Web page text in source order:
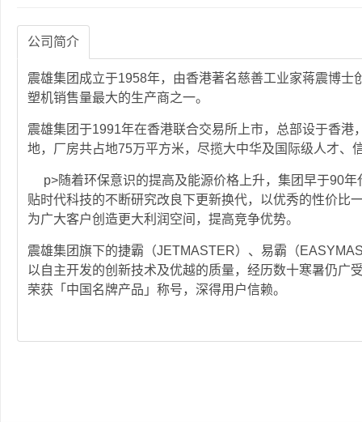
公司简介
震雄集团成立于1958年，由香港著名慈善工业家蒋震博
塑机销售量最大的生产商之一。
震雄集团于1991年在香港联合交易所上市，总部设于香
地，厂房共占地75万平方米，尽揽大中华及国际级人才、
p>随着环保意识的提高及能源价格上升，集团早于90年
贴时代科技的不断研究改良下更新换代，以优秀的性价比
为广大客户创造更大利润空间，提高竞争优势。
震雄集团旗下的捷霸（JETMASTER）、易霸（
以自主开发的创新技术及优越的质量，经历数十寒暑仍广
荣获「中国名牌产品」称号，深得用户信赖。